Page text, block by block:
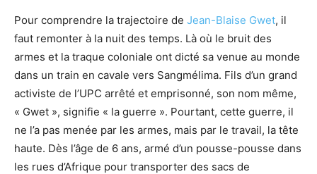
Pour comprendre la trajectoire de Jean-Blaise Gwet, il
faut remonter à la nuit des temps. Là où le bruit des
armes et la traque coloniale ont dicté sa venue au monde
dans un train en cavale vers Sangmélima. Fils d’un grand
activiste de l’UPC arrêté et emprisonné, son nom même,
« Gwet », signifie « la guerre ». Pourtant, cette guerre, il
ne l’a pas menée par les armes, mais par le travail, la tête
haute. Dès l’âge de 6 ans, armé d’un pousse-pousse dans
les rues d’Afrique pour transporter des sacs de